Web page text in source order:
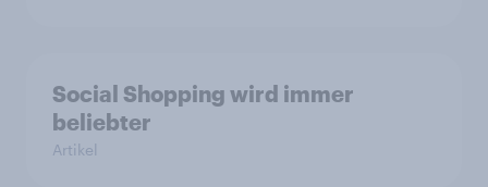
Social Shopping wird immer
beliebter
Artikel